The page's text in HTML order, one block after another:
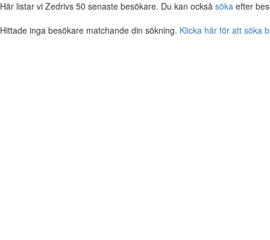
Här listar vi Zedrivs 50 senaste besökare. Du kan också söka efter
Hittade inga besökare matchande din sökning. Klicka här för att söka